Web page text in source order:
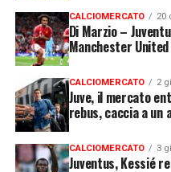
CALCIOMERCATO 20
Di Marzio –
Manchester
CALCIOMERCATO 2
Juve, il mercato
rebus, caccia a
CALCIOMERCATO 3
Juventus, Kessié